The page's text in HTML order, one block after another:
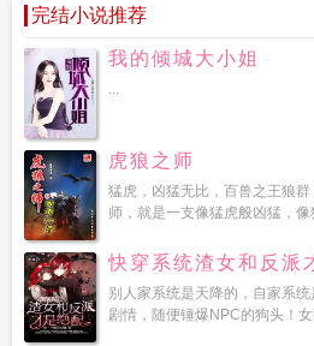
完结小说推荐
我的倾城大小姐
...
虎狼之师
猛虎，凶猛无比，百兽之王狼
师，就是一支像猛虎般凶猛，像
快穿系统渣女和反派
别人家系统是天降的，自家系
剧情，随便锤爆NPC的狗头！